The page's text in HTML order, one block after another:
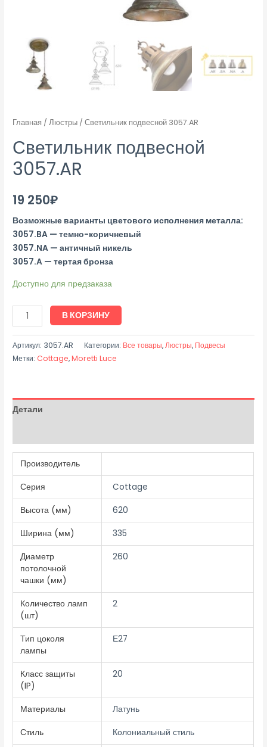
Главная /Люстры / Светильник подвесной 3057.AR
Светильник подвесной
3057.AR
19 250₽
Возможные варианты цветового исполнения металла:
3057.BA — темно-коричневый
3057.NA — античный никель
3057.A — тертая бронза
Доступно для предзаказа
В КОРЗИНУ
Артикул: 3057.AR Категории: Все товары,Люстры, Подвесы
Метки: Cottage,Moretti Luce
Детали
Производитель
Серия Cottage
Высота (мм) 620
Ширина (мм) 335
Диаметр
потолочной
чашки (мм)
260
Количество ламп
(шт)
2
Тип цоколя
лампы
Е27
Класс защиты
(IP)
20
Материалы Латунь
Стиль Колониальный стиль